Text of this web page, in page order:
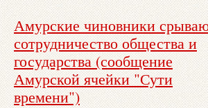
Амурские чиновники
сотрудничество общества и
государства (сообщение
Амурской ячейки "Сути
времени")